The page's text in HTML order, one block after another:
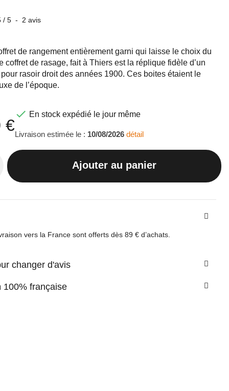
/ 5 - 2 avis
de rangement entièrement garni qui laisse le choix du
coffret de rasage, fait à Thiers est la réplique fidèle d’un
rasoir droit des années 1900. Ces boites étaient le
de l’époque.
€
 En stock expédié le jour même
Livraison estimée le : 10/08/2026 détail
Ajouter au panier
vers la France sont offerts dès 89 € d’achats.
changer d'avis
100% française